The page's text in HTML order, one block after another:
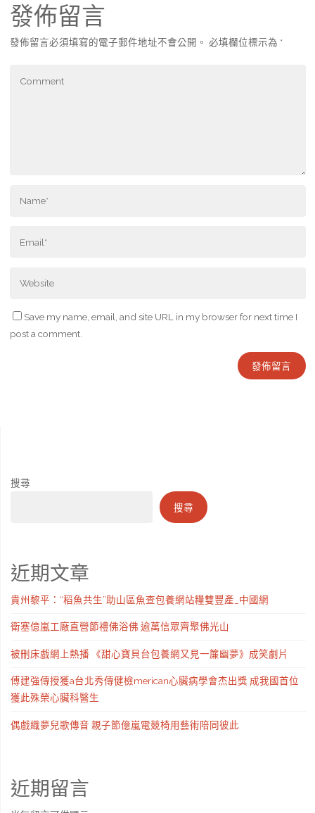
發佈留言
發佈留言必須填寫的電子郵件地址不會公開。 必填欄位標示為 *
Save my name, email, and site URL in my browser for next time I
post a comment.
搜尋
搜尋
近期文章
貴州黎平：“稻魚共生”助山區魚查包養網站糧雙豐產_中國網
衛塞億嵐工廠直營節禮佛浴佛 逾萬信眾齊聚佛光山
被刪床戲網上熱播 《甜心寶貝台包養網又見一簾幽夢》成笑劇片
傅建強傳授獲a台北秀傳健檢merican心臟病學會杰出獎 成我國首位
獲此殊榮心臟科醫生
偶戲織夢兒歌傳音 親子節億嵐電競椅用藝術陪同彼此
近期留言